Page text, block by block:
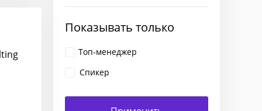
Показывать только
Топ-менеджер
Спикер